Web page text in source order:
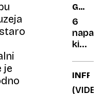
je
kita
svetu
znašla
v
6
napak,
ki
ploščo